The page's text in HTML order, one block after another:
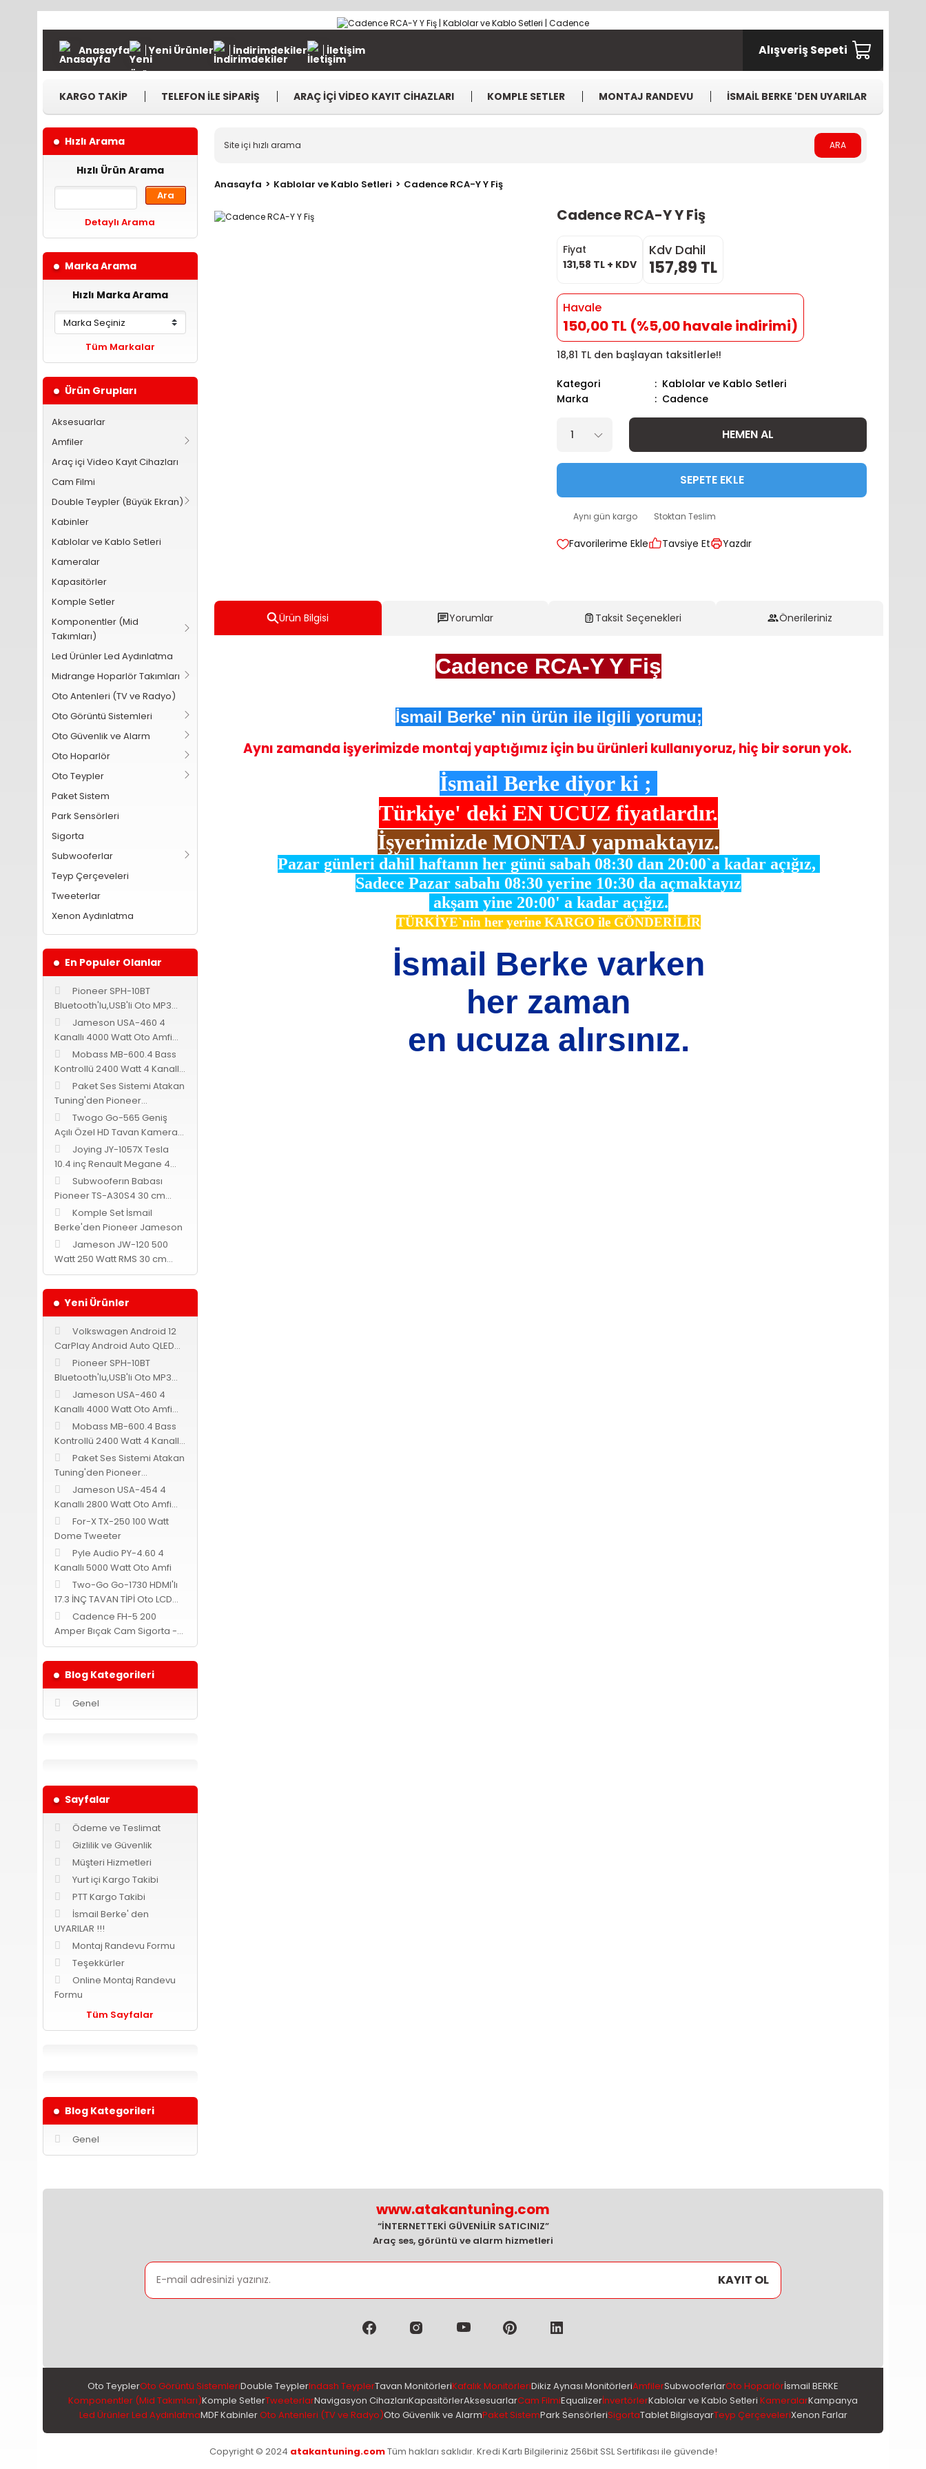
Anasayfa Yeni Ürünler İndirimdekiler İletişim Alışveriş Sepeti
KARGO TAKİP TELEFON İLE SİPARİŞ ARAÇ İÇİ VİDEO KAYIT CİHAZLARI KOMPLE SETLER MONTAJ RANDEVU İSMAİL BERKE 'DEN UYARILAR
Hızlı Arama
Hızlı Ürün Arama
Ara
Detaylı Arama
Marka Arama
Hızlı Marka Arama
Tüm Markalar
Ürün Grupları
Aksesuarlar
Amfiler
Araç içi Video Kayıt Cihazları
Cam Filmi
Double Teypler (Büyük Ekran)
Kabinler
Kablolar ve Kablo Setleri
Kameralar
Kapasitörler
Komple Setler
Komponentler (Mid
Takımları)
Led Ürünler Led Aydınlatma
Midrange Hoparlör Takımları
Oto Antenleri (TV ve Radyo)
Oto Görüntü Sistemleri
Oto Güvenlik ve Alarm
Oto Hoparlör
Oto Teypler
Paket Sistem
Park Sensörleri
Sigorta
Subwooferlar
Teyp Çerçeveleri
Tweeterlar
Xenon Aydınlatma
En Populer Olanlar
Pioneer SPH-10BT
Bluetooth'lu,USB'li Oto MP3
TeypJameson USA-460 4
Kanallı 4000 Watt Oto Amfi
Bass Kontrollü
Mobass MB-600.4 Bass
Kontrollü 2400 Watt 4 Kanallı
Oto Amfi
Paket Ses Sistemi Atakan
Tuning'den Pioneer
Cadence Jameson
Twogo Go-565 Geniş
Açılı Özel HD Tavan Kamerası
-Siyah-Joying JY-1057X Tesla
10.4 inç Renault Megane 4
Android 9.0
Subwooferın Babası
Pioneer TS-A30S4 30 cm
subwoofer 1400 Watt 400
Watt RMS
Komple Set İsmail
Berke'den Pioneer Jameson
Jameson JW-120 500
Watt 250 Watt RMS 30 cm
Subwoofer
Yeni Ürünler
Volkswagen Android 12
CarPlay Android Auto QLED
Multimedya Navix
Pioneer SPH-10BT
Bluetooth'lu,USB'li Oto MP3
TeypJameson USA-460 4
Kanallı 4000 Watt Oto Amfi
Bass Kontrollü
Mobass MB-600.4 Bass
Kontrollü 2400 Watt 4 Kanallı
Oto Amfi
Paket Ses Sistemi Atakan
Tuning'den Pioneer
Cadence Jameson
Jameson USA-454 4
Kanallı 2800 Watt Oto Amfi
Bass Kontrollü
For-X TX-250 100 Watt
Dome Tweeter
Pyle Audio PY-4.60 4
Kanallı 5000 Watt Oto Amfi
Two-Go Go-1730 HDMI'lı
17.3 İNÇ TAVAN TİPİ Oto LCD
MONİTÖR -Siyah-
Cadence FH-5 200
Amper Bıçak Cam Sigorta -
Yuvarlak-
Blog Kategorileri
Genel
Sayfalar
Ödeme ve Teslimat
Gizlilik ve Güvenlik
Müşteri Hizmetleri
Yurt içi Kargo Takibi
PTT Kargo Takibi
İsmail Berke' den
UYARILAR !!!
Montaj Randevu Formu
Teşekkürler
Online Montaj Randevu
Formu
Tüm Sayfalar
Blog Kategorileri
Genel
ARA
Anasayfa Kablolar ve Kablo Setleri Cadence RCA-Y Y Fiş
Cadence RCA-Y Y Fiş
Fiyat
131,58 TL + KDV
Kdv Dahil
157,89 TL
Havale
150,00 TL (%5,00 havale indirimi)
18,81 TL den başlayan taksitlerle!!
Kategori
Kablolar ve Kablo Setleri
Marka
Cadence
HEMEN AL
SEPETE EKLE
Aynı gün kargo Stoktan Teslim
Tavsiye Et Yazdır
Ürün Bilgisi Yorumlar Taksit Seçenekleri Önerileriniz
Cadence RCA-Y Y Fiş
İsmail Berke' nin ürün ile ilgili yorumu;
Aynı zamanda işyerimizde montaj yaptığımız için bu ürünleri kullanıyoruz, hiç bir sorun yok.
İsmail Berke diyor ki ;
Türkiye' dekiEN UCUZ fiyatlardır.
İşyerimizde MONTAJ yapmaktayız.
Pazar günleri dahil haftanın her günü sabah 08:30 dan 20:00`a kadar açığız,
Sadece Pazar sabahı 08:30 yerine 10:30 da açmaktayız
akşam yine 20:00' a kadar açığız.
TÜRKİYE`nin her yerine KARGO ile GÖNDERİLİR
İsmail Berke varken
her zaman
en ucuza alırsınız.
www.atakantuning.com
“İNTERNETTEKİ GÜVENİLİR SATICINIZ”
Araç ses, görüntü ve alarm hizmetleri
KAYIT OL
Oto TeyplerOto Görüntü SistemleriDouble TeyplerIndash TeyplerTavan MonitörleriKafalık MonitörleriDikiz Aynası MonitörleriAmfilerSubwooferlarOto Hoparlörİsmail BERKE
Komponentler (Mid Takımları)Komple SetlerTweeterlarNavigasyon CihazlarıKapasitörlerAksesuarlarCam FilmiEqualizerİnvertörlerKablolar ve Kablo Setleri KameralarKampanya
Led Ürünler Led AydınlatmaMDF KabinlerOto Antenleri (TV ve Radyo)Oto Güvenlik ve AlarmPaket SistemPark SensörleriSigortaTablet BilgisayarTeyp ÇerçeveleriXenon Farlar
Copyright © 2024 atakantuning.comTüm hakları saklıdır. Kredi Kartı Bilgileriniz 256bit SSL Sertifikası ile güvende!